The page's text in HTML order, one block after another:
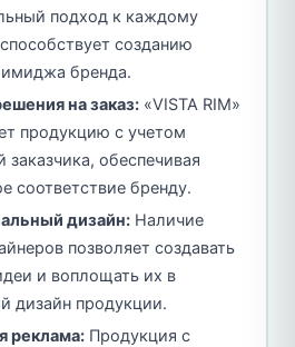
подход к каждому
созданию
бренда.
на заказ: «VISTA RIM»
продукцию с учетом
заказчика, обеспечивая
соответствие бренду.
дизайн: Наличие
позволяет создавать
и воплощать их в
дизайн продукции.
реклама: Продукция с